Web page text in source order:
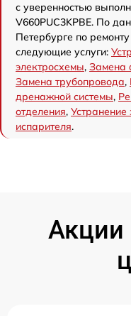
с уверенностью
V660PUC3KPBE. По
Петербурге по
следующие услуги:
электросхемы, Замена
Замена трубопровода,
дренажной системы,
отделения, Устранение
испарителя.
Акции